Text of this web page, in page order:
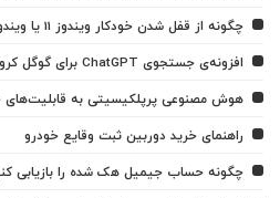
چگونه از قفل شدن خودکار ویندوز 11 یا ویندوز 10 جلوگیری کنیم؟
افزونه‌ی جستجوی ChatGPT برای گوگل کروم معرفی شد
هوش مصنوعی پرپلکیسیتی به
راهنمای خرید دوربین ثبت وقایع خودرو
چگونه حساب جیمیل هک شده را بازیابی